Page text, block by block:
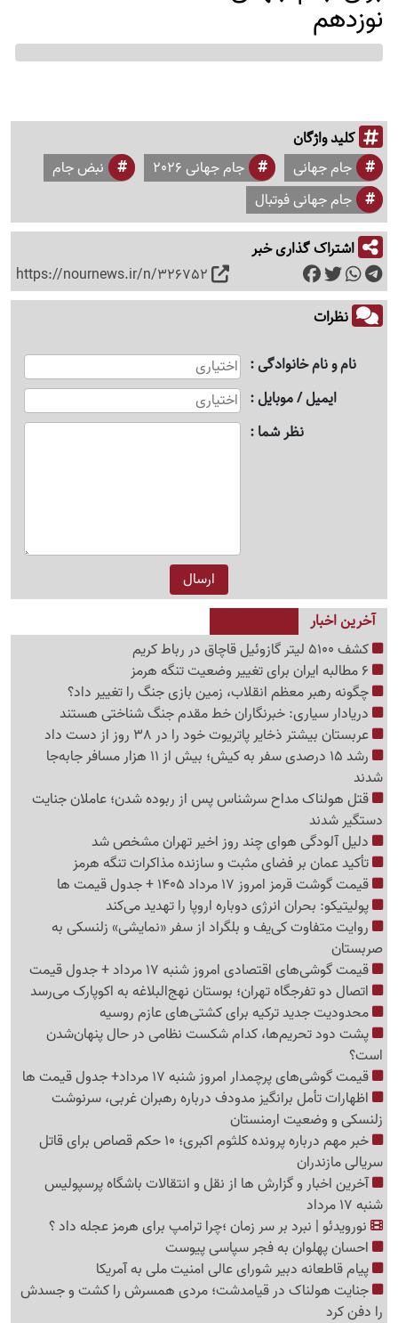
نوزدهم
کلید واژگان
جام جهانی جام جهانی 2026
نبض جام
جام جهانی فوتبال
اشتراک گذاری خبر
https://nournews.ir/n/326752
نظرات
نام و نام خانوادگی
ایمیل / موبایل
نظر شما
آخرین اخبار
کشف 5100 لیتر گازوئیل قاچاق در رباط کریم
چگونه رهبر معظم انقلاب، زمین بازی جنگ را تغییر داد؟
دریادار سیاری: خبرنگاران خط مقدم جنگ شناختی هستند
عربستان بیشتر ذخایر پاتریوت خود را در 38 روز از دست داد
رشد 15 درصدی سفر به کیش؛ بیش از 11 هزار مسافر جابه‌جا
شدند
قتل هولناک مداح سرشناس پس از ربوده شدن؛ عاملان جنایت
دستگیر شدند
دلیل آلودگی هوای چند روز اخیر تهران مشخص شد
تأکید عمان بر فضای مثبت و سازنده مذاکرات تنگه هرمز
قیمت گوشت قرمز امروز 17 مرداد 1405 + جدول قیمت ها
پولیتیکو: بحران انرژی دوباره اروپا را تهدید می‌کند
روایت متفاوت کی‌یف و بلگراد از سفر «نمایشی» زلنسکی به
صربستان
قیمت گوشی‌های اقتصادی امروز شنبه 17 مرداد + جدول قیمت
اتصال دو تفرجگاه تهران؛ بوستان نهج‌البلاغه به اکوپارک می‌رسد
محدودیت جدید ترکیه برای کشتی‌های عازم روسیه
پشت دود تحریم‌ها، کدام شکست نظامی در حال پنهان‌شدن
است؟
قیمت گوشی‌های پرچمدار امروز شنبه 17 مرداد+ جدول قیمت ها
اظهارات تأمل برانگیز مدودف درباره رهبران غربی، سرنوشت
زلنسکی و وضعیت ارمنستان
خبر مهم درباره پرونده کلثوم اکبری؛ 10 حکم قصاص برای قاتل
سریالی مازندران
آخرین اخبار و گزارش ها از نقل و انتقالات باشگاه پرسپولیس
شنبه 17 مرداد
نورویدئو | نبرد بر سر زمان ؛چرا ترامپ برای هرمز عجله داد ؟
احسان پهلوان به فجر سپاسی پیوست
پیام قاطعانه دبیر شورای عالی امنیت ملی به آمریکا
جنایت هولناک در قیامدشت؛ مردی همسرش را کشت و جسدش
را دفن کرد